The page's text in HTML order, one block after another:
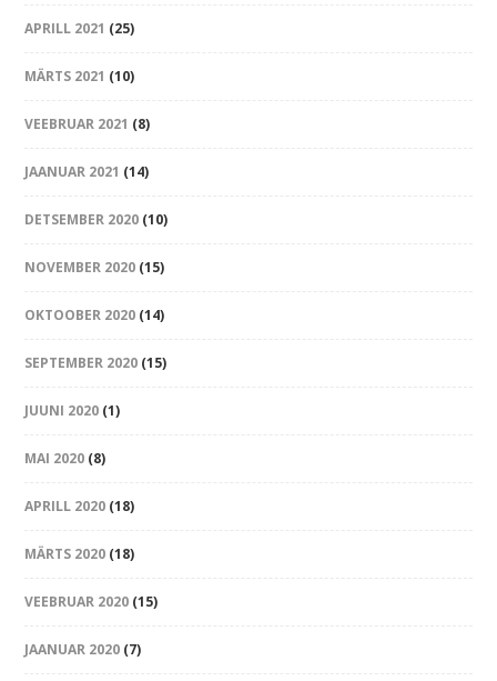
APRILL 2021 (25)
MÄRTS 2021 (10)
VEEBRUAR 2021 (8)
JAANUAR 2021 (14)
DETSEMBER 2020 (10)
NOVEMBER 2020 (15)
OKTOOBER 2020 (14)
SEPTEMBER 2020 (15)
JUUNI 2020 (1)
MAI 2020 (8)
APRILL 2020 (18)
MÄRTS 2020 (18)
VEEBRUAR 2020 (15)
JAANUAR 2020 (7)